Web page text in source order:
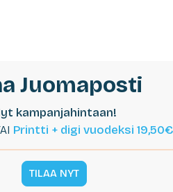
Juomaposti
kampanjahintaan!
Printti + digi vuodeksi
TILAA NYT